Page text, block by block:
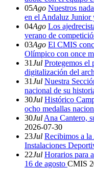
05Ago Nuestros
en el Andaluz Junior
04Ago Los
verano de
03Ago El CMIS
Olímpico con once
31Jul Protegemos el
digitalización del
31Jul Nuestra
nacional de su
30Jul Histórico
ocho medallas
30Jul Ana Cantero,
2026-07-30
23Jul Recibimos a
Instalaciones
22Jul Horarios para
16 de agosto CMIS